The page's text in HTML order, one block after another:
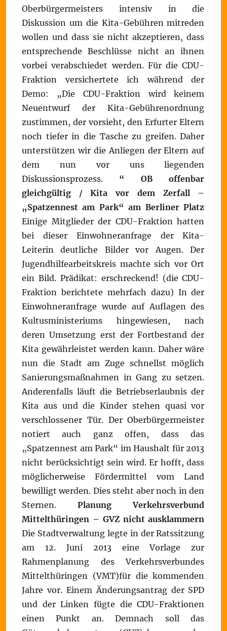
Oberbürgermeisters intensiv in die
Diskussion um die Kita-Gebühren mitreden
wollen und dass sie nicht akzeptieren, dass
entsprechende Beschlüsse nicht an ihnen
vorbei verabschiedet werden. Für die CDU-
Fraktion versichertete ich während der
Demo: „Die CDU-Fraktion wird keinem
Neuentwurf der Kita-Gebührenordnung
zustimmen, der vorsieht, den Erfurter Eltern
noch tiefer in die Tasche zu greifen. Daher
unterstützen wir die Anliegen der Eltern auf
dem nun vor uns liegenden
Diskussionsprozess. “ OB offenbar
gleichgültig / Kita vor dem Zerfall –
„Spatzennest am Park“ am Berliner Platz
Einige Mitglieder der CDU-Fraktion hatten
bei dieser Einwohneranfrage der Kita-
Leiterin deutliche Bilder vor Augen. Der
Jugendhilfearbeitskreis machte sich vor Ort
ein Bild. Prädikat: erschreckend! (die CDU-
Fraktion berichtete mehrfach dazu) In der
Einwohneranfrage wurde auf Auflagen des
Kultusministeriums hingewiesen, nach
deren Umsetzung erst der Fortbestand der
Kita gewährleistet werden kann. Daher wäre
nun die Stadt am Zuge schnellst möglich
Sanierungsmaßnahmen in Gang zu setzen.
Anderenfalls läuft die Betriebserlaubnis der
Kita aus und die Kinder stehen quasi vor
verschlossener Tür. Der Oberbürgermeister
notiert auch ganz offen, dass das
„Spatzennest am Park“ im Haushalt für 2013
nicht berücksichtigt sein wird. Er hofft, dass
möglicherweise Fördermittel vom Land
bewilligt werden. Dies steht aber noch in den
Sternen.Planung Verkehrsverbund
Mittelthüringen – GVZ nicht ausklammern
Die Stadtverwaltung legte in der Ratssitzung
am 12. Juni 2013 eine Vorlage zur
Rahmenplanung des Verkehrsverbundes
Mittelthüringen (VMT)für die kommenden
Jahre vor. Einem Änderungsantrag der SPD
und der Linken fügte die CDU-Fraktionen
einen Punkt an. Demnach soll das